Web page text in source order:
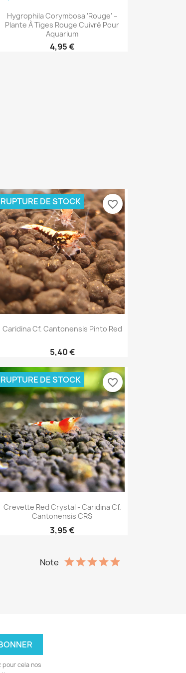
 Aperçu rapide
Hygrophila Corymbosa ‘Rouge’ –
Plante À Tiges Rouge Cuivré Pour
Aquarium
4,95 €
Aperçu rapide
Caridina Cf. Cantonensis Pinto Red
5,40 €
RUPTURE DE STOCK favorite_border
 Aperçu rapide
Crevette Red Crystal - Caridina Cf.
Cantonensis CRS
3,95 €
RUPTURE DE STOCK favorite_border
Note
pour cela nos